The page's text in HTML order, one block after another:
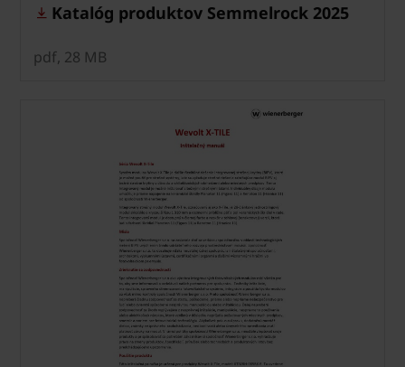
Katalóg produktov Semmelrock 2025
pdf, 28 MB